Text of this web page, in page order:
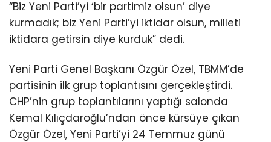
“Biz Yeni Parti’yi ‘bir partimiz olsun’ diye
kurmadık; biz Yeni Parti’yi iktidar olsun, milleti
iktidara getirsin diye kurduk” dedi.
Yeni Parti Genel Başkanı Özgür Özel, TBMM’de
partisinin ilk grup toplantısını gerçekleştirdi.
CHP’nin grup toplantılarını yaptığı salonda
Kemal Kılıçdaroğlu’ndan önce kürsüye çıkan
Özgür Özel, Yeni Parti’yi 24 Temmuz günü